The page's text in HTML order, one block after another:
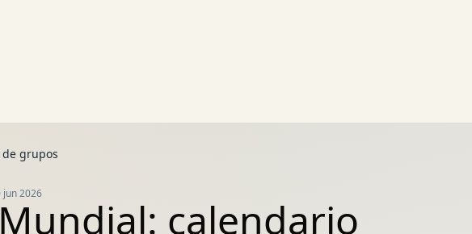
grupos
jun 2026
calendario